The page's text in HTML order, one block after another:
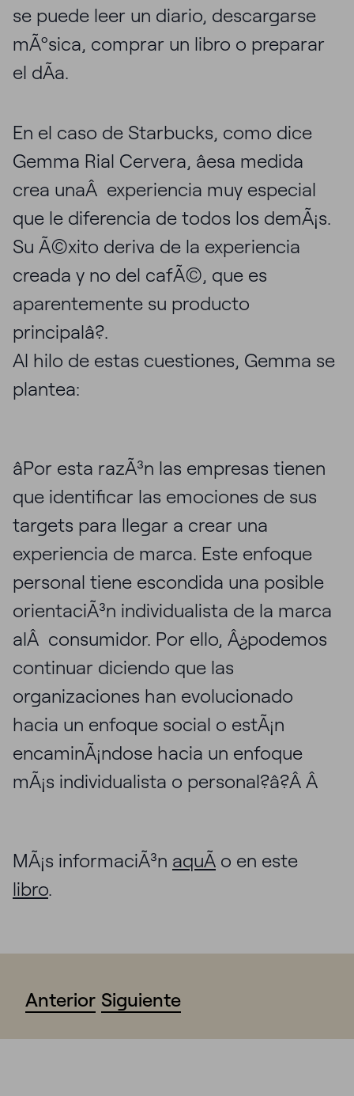
se puede leer un diario, descargarse
mÃºsica, comprar un libro o preparar
el dÃ­a.
En el caso de Starbucks, como dice
Gemma Rial Cervera, âesa medida
crea unaÂ experiencia muy especial
que le diferencia de todos los demÃ¡s.
Su Ã©xito deriva de la experiencia
creada y no del cafÃ©, que es
aparentemente su producto
principalâ?.
Al hilo de estas cuestiones, Gemma se
plantea:
âPor esta razÃ³n las empresas tienen
que identificar las emociones de sus
targets para llegar a crear una
experiencia de marca. Este enfoque
personal tiene escondida una posible
orientaciÃ³n individualista de la marca
alÂ consumidor. Por ello, Â¿podemos
continuar diciendo que las
organizaciones han evolucionado
hacia un enfoque social o estÃ¡n
encaminÃ¡ndose hacia un enfoque
mÃ¡s individualista o personal?â?Â Â
MÃ¡s informaciÃ³n aquÃ­ o en este
libro.
Anterior Siguiente